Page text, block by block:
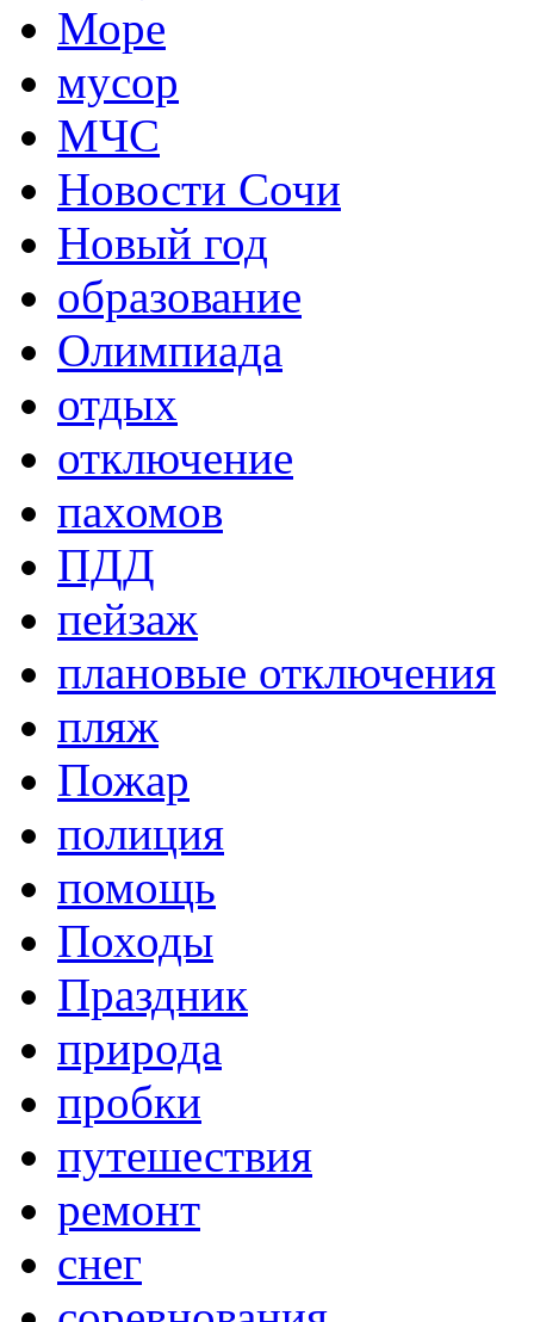
Море
мусор
МЧС
Новости Сочи
Новый год
образование
Олимпиада
отдых
отключение
пахомов
ПДД
пейзаж
плановые отключения
пляж
Пожар
полиция
помощь
Походы
Праздник
природа
пробки
путешествия
ремонт
снег